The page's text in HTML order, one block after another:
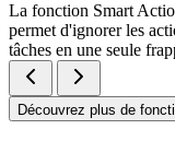
La fonction Smart
permet d'ignorer les
tâches en une seule
Découvrez plus de